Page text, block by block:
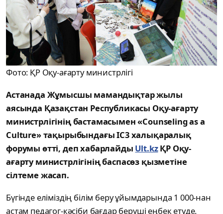
Фото: ҚР Оқу-ағарту министрлігі
Астанада Жұмысшы мамандықтар жылы
аясында Қазақстан Республикасы Оқу-ағарту
министрлігінің бастамасымен «Counseling as a
Culture» тақырыбындағы IC3 халықаралық
форумы өтті, деп хабарлайды Ult.kzҚР Оқу-
ағарту министрлігінің баспасөз қызметіне
сілтеме жасап.
Бүгінде еліміздің білім беру ұйымдарында 1 000-нан
астам педагог-кәсіби бағдар беруші еңбек етуде.